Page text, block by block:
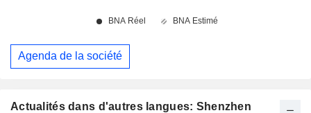
Actualités dans d'autres langues: Shenzhen
Agenda de la société